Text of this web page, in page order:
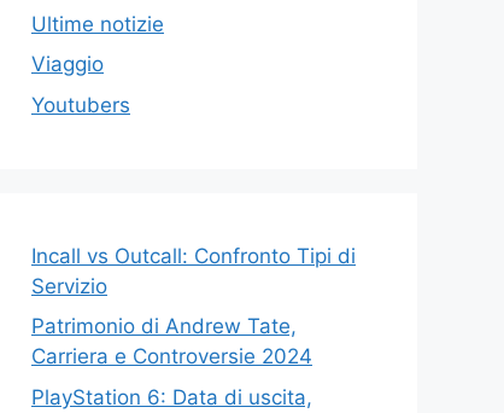
Ultime notizie
Viaggio
Youtubers
Incall vs Outcall: Confronto Tipi di
Servizio
Patrimonio di Andrew Tate,
Carriera e Controversie 2024
PlayStation 6: Data di uscita,